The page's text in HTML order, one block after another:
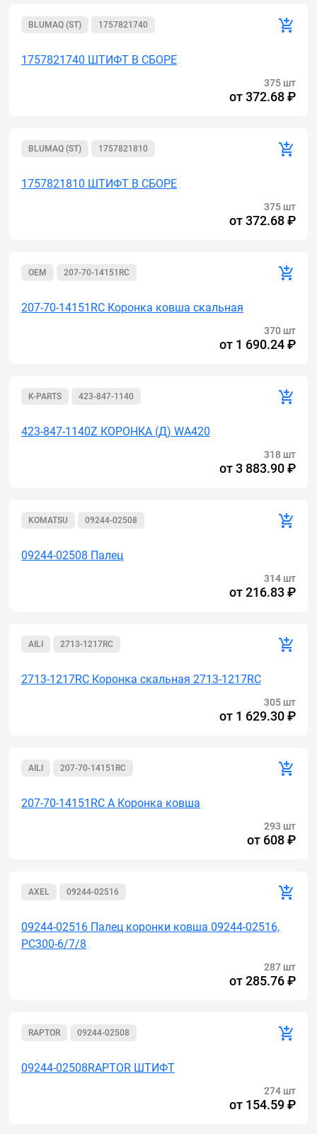
BLUMAQ (ST) 1757821740
1757821740 ШТИФТ В СБОРЕ
375 шт
от372.68 ₽
BLUMAQ (ST) 1757821810
1757821810 ШТИФТ В СБОРЕ
375 шт
от372.68 ₽
OEM 207-70-14151RC
207-70-14151RC Коронка ковша скальная
370 шт
от 1 690.24 ₽
K-PARTS 423-847-1140
423-847-1140Z КОРОНКА (Д) WA420
318 шт
от3 883.90 ₽
KOMATSU 09244-02508
09244-02508 Палец
314 шт
от216.83 ₽
AILI 2713-1217RC
2713-1217RC Коронка скальная 2713-1217RC
305 шт
от 1 629.30 ₽
AILI 207-70-14151RC
207-70-14151RC A Коронка ковша
293 шт
от 608 ₽
AXEL 09244-02516
09244-02516 Палец коронки ковша 09244-02516,
PC300-6/7/8
287 шт
от285.76 ₽
RAPTOR 09244-02508
09244-02508RAPTOR ШТИФТ
274 шт
от 154.59 ₽